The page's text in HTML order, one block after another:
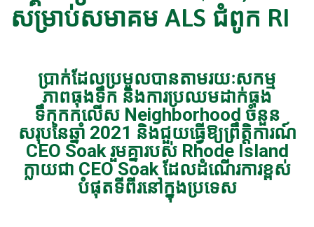
សម្រាប់សមាគម ALS ជំពូក RI
ប្រាក់ដែលប្រមូលបានតាមរយៈសកម្ម
ភាពធុងទឹក និងការប្រឈមដាក់ធុង
ទឹកកកលើស Neighborhood ចំនួន
សរុបនៃឆ្នាំ 2021 និងជួយធ្វើឱ្យព្រឹត្តិការណ៍
CEO Soak រួមគ្នារបស់ Rhode Island
ក្លាយជា CEO Soak ដែលដំណើរការខ្ពស់
បំផុតទីពីរនៅក្នុងប្រទេស